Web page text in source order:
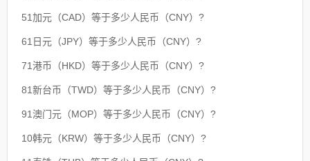
51加元（CAD）等于多少人民币（CNY）?
61日元（JPY）等于多少人民币（CNY）?
71港币（HKD）等于多少人民币（CNY）?
81新台币（TWD）等于多少人民币（CNY）?
91澳门元（MOP）等于多少人民币（CNY）?
10韩元（KRW）等于多少人民币（CNY）?